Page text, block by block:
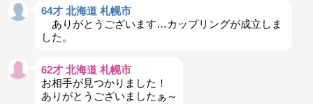
64才 北海道 札幌市
ありがとうございます…カップリングが成立しま
した。
62才 北海道 札幌市
お相手が見つかりました！
ありがとうございましたぁ～